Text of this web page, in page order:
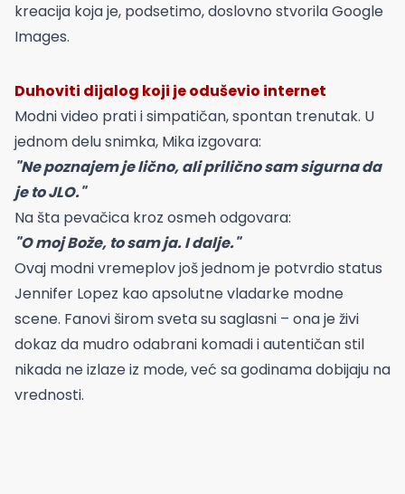
kreacija koja je, podsetimo, doslovno stvorila Google
Images.
Duhoviti dijalog koji je oduševio internet
Modni video prati i simpatičan, spontan trenutak. U
jednom delu snimka, Mika izgovara:
"Ne poznajem je lično, ali prilično sam sigurna da
je to JLO."
Na šta pevačica kroz osmeh odgovara:
"O moj Bože, to sam ja. I dalje."
Ovaj modni vremeplov još jednom je potvrdio status
Jennifer Lopez kao apsolutne vladarke modne
scene. Fanovi širom sveta su saglasni – ona je živi
dokaz da mudro odabrani komadi i autentičan stil
nikada ne izlaze iz mode, već sa godinama dobijaju na
vrednosti.